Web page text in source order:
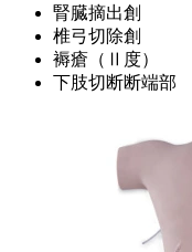
腎臓摘出創
椎弓切除創
褥瘡（Ⅱ度）
下肢切断断端部